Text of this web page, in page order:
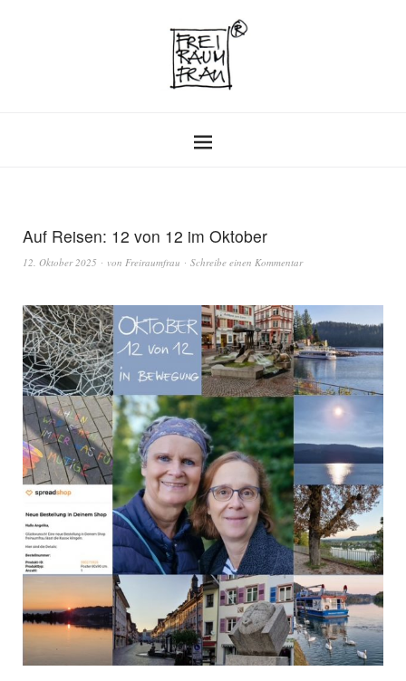
Auf Reisen: 12 von 12 im Oktober
12. Oktober 2025 von Freiraumfrau Schreibe einen Kommentar